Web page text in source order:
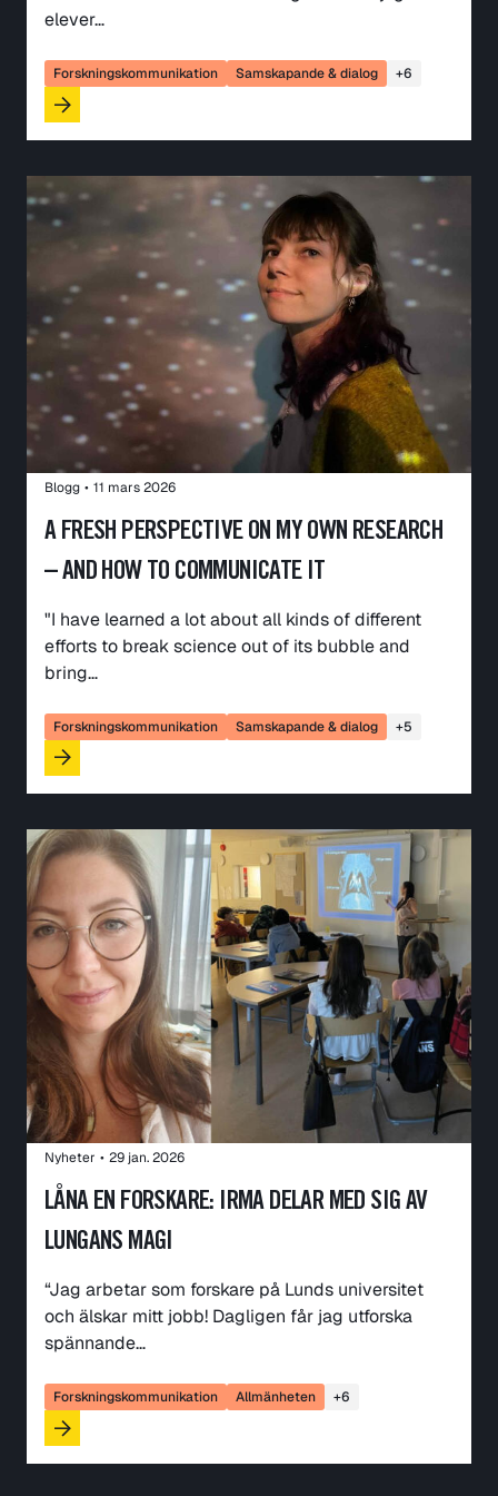
elever…
Forskningskommunikation Samskapande & dialog +6
Blogg • 11 mars 2026
A FRESH PERSPECTIVE ON MY OWN RESEARCH
– AND HOW TO COMMUNICATE IT
"I have learned a lot about all kinds of different
efforts to break science out of its bubble and
bring…
Forskningskommunikation Samskapande & dialog +5
Nyheter • 29 jan. 2026
LÅNA EN FORSKARE: IRMA DELAR MED SIG AV
LUNGANS MAGI
“Jag arbetar som forskare på Lunds universitet
och älskar mitt jobb! Dagligen får jag utforska
spännande…
Forskningskommunikation Allmänheten +6